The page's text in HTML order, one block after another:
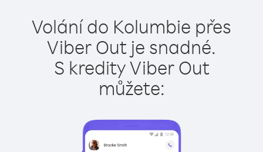
Volání do Kolumbie přes
Viber Out je snadné.
S kredity Viber Out
můžete: